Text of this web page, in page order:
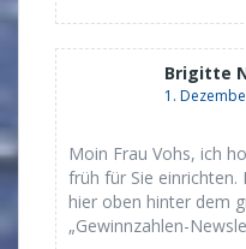
Brigitte
1.
Moin Frau Vohs, ich
früh für Sie
hier oben hinter dem
„Gewinnzahlen-